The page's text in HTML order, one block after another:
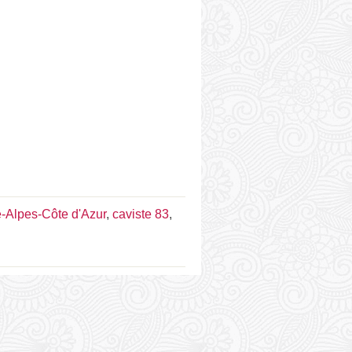
Alpes-Côte d'Azur, caviste 83,